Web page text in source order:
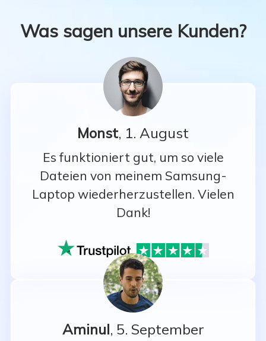
Was sagen unsere Kunden?
Monst, 1. August
Es funktioniert gut, um so viele
Dateien von meinem Samsung-
Laptop wiederherzustellen. Vielen
Dank!
Aminul, 5. September